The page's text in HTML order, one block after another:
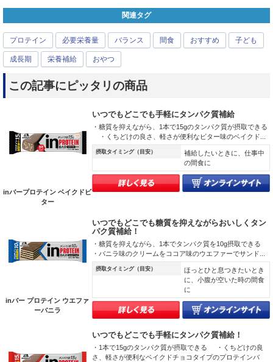
関連タグ
プロテイン 必要栄養量 バランス 間食 おすすめ 子ども
成長期 栄養補給 おやつ
この記事にピッタリの商品
inバープロテイン ベイクドビ
ター
いつでもどこでも手軽にタンパク質補給
・糖質を抑えながら、1本で15gのタンパク質が摂取できる
・くちどけの良さ、軽さが便利なビター味のベイクド...
摂取タイミング（目安）
補給したいときに、仕事中
の間食に
inバー プロテイン ウエファ
ーバニラ
いつでもどこでも糖質を抑えながらおいしくタン
パク質補給！
・糖質を抑えながら、1本でタンパク質を10g摂取できる
・バニラ味のクリームをココア味のウエファーでサンド...
摂取タイミング（目安）
ほっとひと息つきたいとき
に、小腹が空いた時の間食
に
いつでもどこでも手軽にタンパク質補給！
・1本で15gのタンパク質が摂取できる ・くちどけの良
さ、軽さが便利なベイクドチョコタイプのプロテインバ